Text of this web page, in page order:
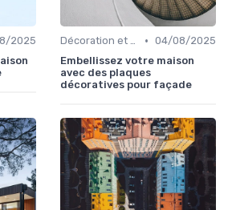
2025
Décoration et Design d'Intérieur • 04/08/2025
Embellissez votre maison
avec des plaques
décoratives pour façade